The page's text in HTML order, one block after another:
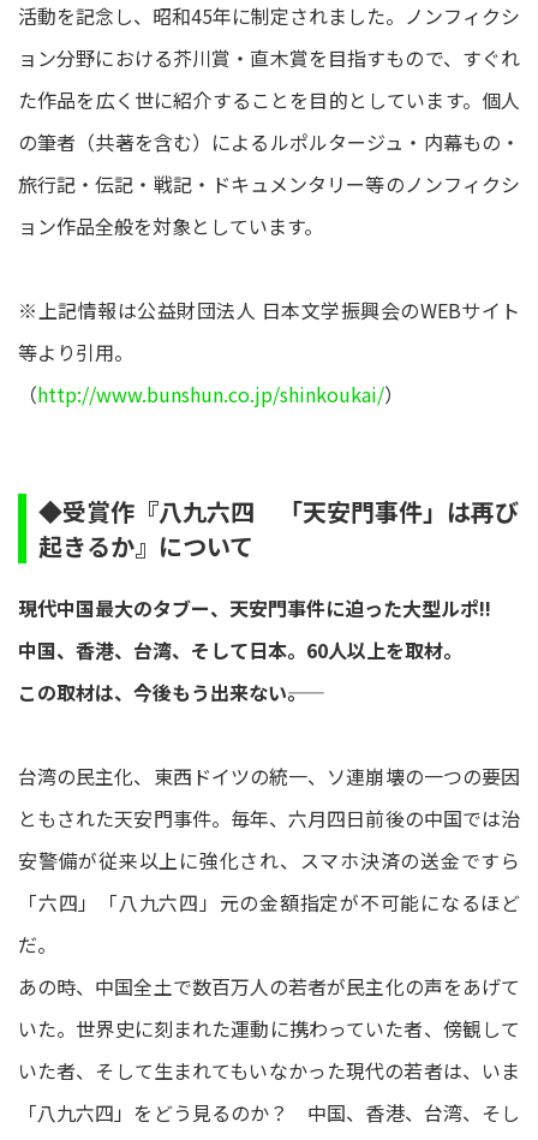
活動を記念し、昭和45年に制定されました。ノンフィクシ
ョン分野における芥川賞・直木賞を目指すもので、すぐれ
た作品を広く世に紹介することを目的としています。個人
の筆者（共著を含む）によるルポルタージュ・内幕もの・
旅行記・伝記・戦記・ドキュメンタリー等のノンフィクシ
ョン作品全般を対象としています。
※上記情報は公益財団法人 日本文学振興会のWEBサイト
等より引用。
（http://www.bunshun.co.jp/shinkoukai/）
◆受賞作『八九六四 「天安門事件」は再び
起きるか』について
現代中国最大のタブー、天安門事件に迫った大型ルポ!!
中国、香港、台湾、そして日本。60人以上を取材。
この取材は、今後もう出来ない――。
台湾の民主化、東西ドイツの統一、ソ連崩壊の一つの要因
ともされた天安門事件。毎年、六月四日前後の中国では治
安警備が従来以上に強化され、スマホ決済の送金ですら
「六四」「八九六四」元の金額指定が不可能になるほど
だ。
あの時、中国全土で数百万人の若者が民主化の声をあげて
いた。世界史に刻まれた運動に携わっていた者、傍観して
いた者、そして生まれてもいなかった現代の若者は、いま
「八九六四」をどう見るのか？ 中国、香港、台湾、そし